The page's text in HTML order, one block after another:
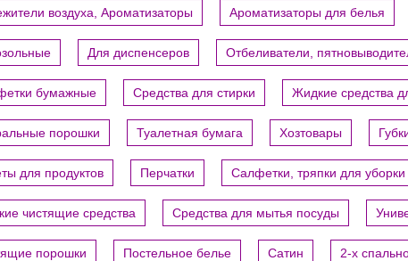
воздуха, Ароматизаторы Ароматизаторы для белья
Для диспенсеров Отбеливатели,
бумажные Средства для стирки Жидкие средства
порошки Туалетная бумага Хозтовары
для продуктов Перчатки Салфетки, тряпки для уборки
чистящие средства Средства для мытья посуды
порошки Постельное белье Сатин 2-х